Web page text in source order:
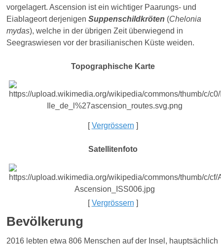
vorgelagert. Ascension ist ein wichtiger Paarungs- und
Eiablageort derjenigenSuppenschildkröten (Chelonia
mydas), welche in der übrigen Zeit überwiegend in
Seegraswiesen vor der brasilianischen Küste weiden.
Topographische Karte
Vergrössern
Satellitenfoto
[Vergrössern ]
Bevölkerung
2016 lebten etwa 806 Menschen auf der Insel, hauptsächlich